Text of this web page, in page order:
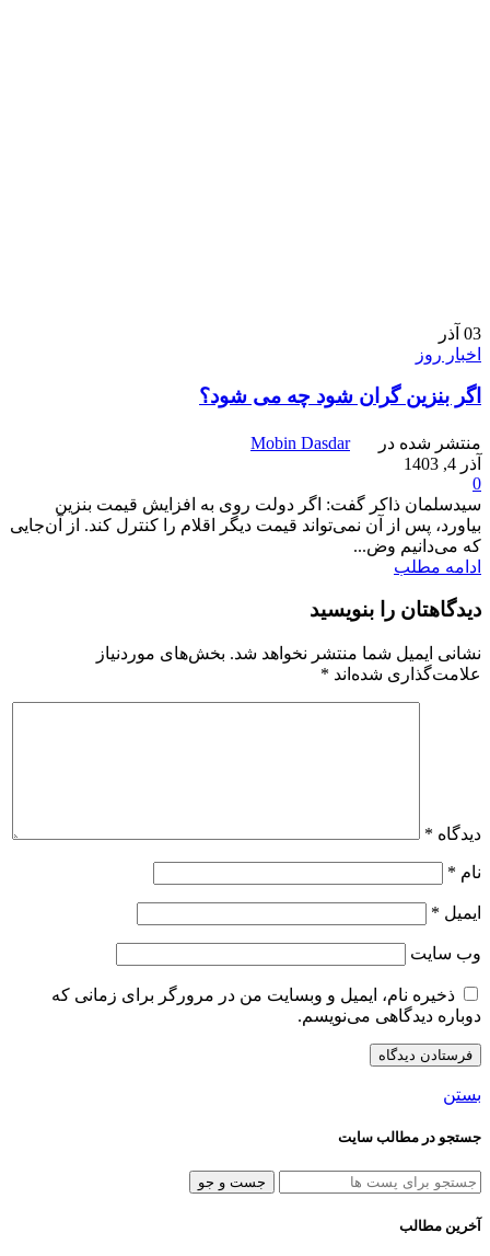
03 آذر
اخبار روز
اگر بنزین گران شود چه می شود؟
منتشر شده در
Mobin Dasdar
آذر 4, 1403
0
سیدسلمان ذاکر گفت: اگر دولت روی به افزایش قیمت بنزین
بیاورد، پس از آن نمی‌تواند قیمت دیگر اقلام را کنترل کند. از آن‌جایی
که می‌دانیم وض...
ادامه مطلب
دیدگاهتان را بنویسید
نشانی ایمیل شما منتشر نخواهد شد. بخش‌های موردنیاز
علامت‌گذاری شده‌اند *
دیدگاه *
نام *
ایمیل *
وب‌ سایت
ذخیره نام، ایمیل و وبسایت من در مرورگر برای زمانی که
دوباره دیدگاهی می‌نویسم.
بستن
جستجو در مطالب سایت
جست و جو
آخرین مطالب